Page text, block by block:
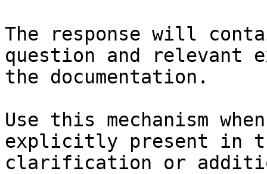
The response will
question and relevant
the documentation.
Use this mechanism
explicitly present in
clarification or